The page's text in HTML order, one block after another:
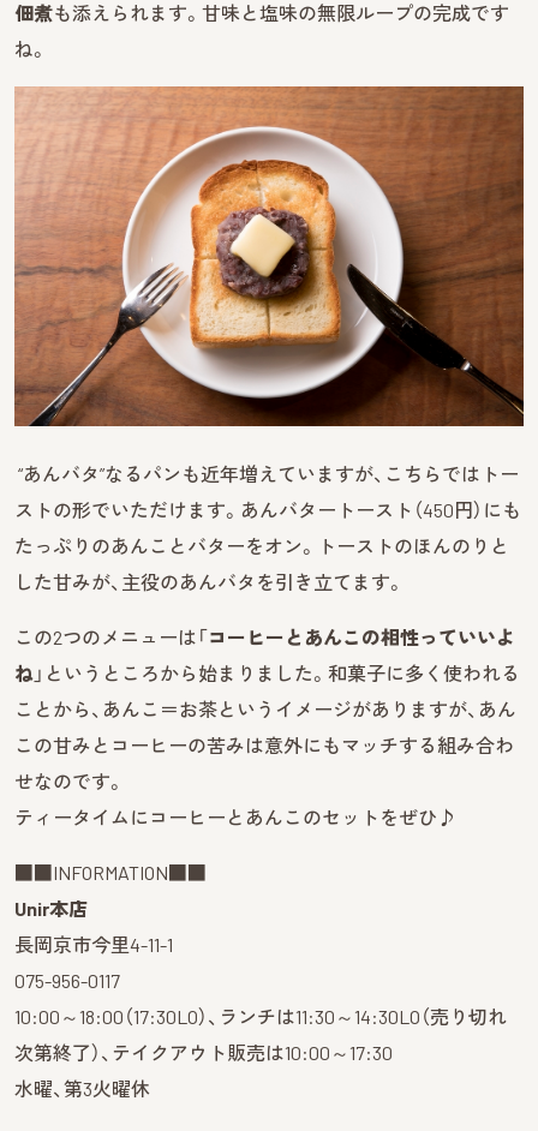
佃煮も添えられます。甘味と塩味の無限ループの完成です
ね。
“あんバタ”なるパンも近年増えていますが、こちらではトー
ストの形でいただけます。あんバタートースト（450円）にも
たっぷりのあんことバターをオン。トーストのほんのりと
した甘みが、主役のあんバタを引き立てます。
この2つのメニューは「コーヒーとあんこの相性っていいよ
ね 」というところから始まりました。和菓子に多く使われる
ことから、あんこ＝お茶というイメージがありますが、あん
この甘みとコーヒーの苦みは意外にもマッチする組み合わ
せなのです。
ティータイムにコーヒーとあんこのセットをぜひ♪
■■INFORMATION■■
Unir本店
長岡京市今里4-11-1
075-956-0117
10:00～18:00（17:30LO）、ランチは11:30～14:30LO（売り切れ
次第終了）、テイクアウト販売は10:00～17:30
水曜、第3火曜休